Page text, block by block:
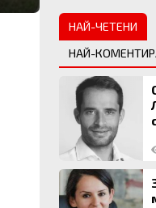
НАЙ-ЧЕТЕНИ
НАЙ-